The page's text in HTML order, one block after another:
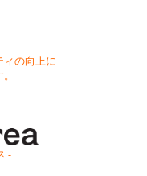
ィの向上に
-